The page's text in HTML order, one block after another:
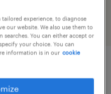
experience, to diagnose
our website. We also use them to
You can either accept or
your choice. You can
information is in our cookie